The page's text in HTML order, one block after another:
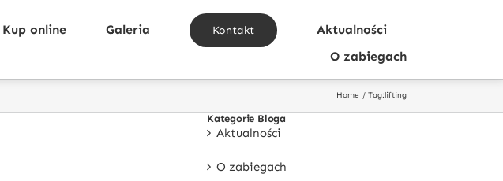
Kup online Galeria Kontakt
Aktualności
O zabiegach
Home Tag:lifting
Kategorie Bloga
Aktualności
O zabiegach